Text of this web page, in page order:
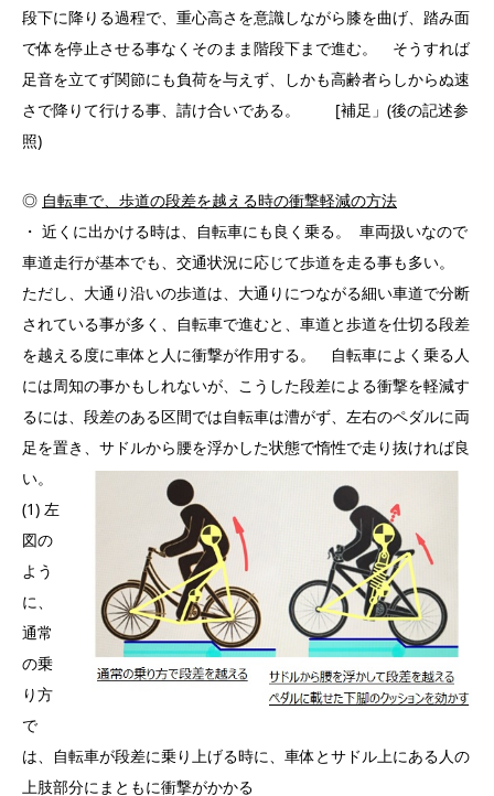
段下に降りる過程で、重心高さを意識しながら膝を曲げ、踏み面
で体を停止させる事なくそのまま階段下まで進む。 そうすれば
足音を立てず関節にも負荷を与えず、しかも高齢者らしからぬ速
さで降りて行ける事、請け合いである。 [補足」(後の記述参
照)
◎ 自転車で、歩道の段差を越える時の衝撃軽減の方法
・ 近くに出かける時は、自転車にも良く乗る。 車両扱いなので
車道走行が基本でも、交通状況に応じて歩道を走る事も多い。
ただし、大通り沿いの歩道は、大通りにつながる細い車道で分断
されている事が多く、自転車で進むと、車道と歩道を仕切る段差
を越える度に車体と人に衝撃が作用する。 自転車によく乗る人
には周知の事かもしれないが、こうした段差による衝撃を軽減す
るには、段差のある区間では自転車は漕がず、左右のペダルに両
足を置き、サドルから腰を浮かした状態で惰性で走り抜ければ良
い。
(1) 左
図の
よう
に、
通常
の乗
り方
で
は、自転車が段差に乗り上げる時に、車体とサドル上にある人の
上肢部分にまともに衝撃がかかる